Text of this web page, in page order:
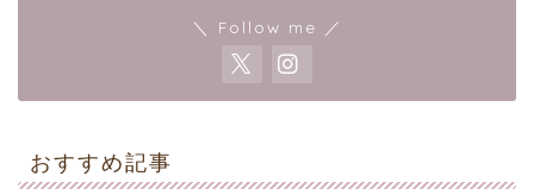
＼ Follow me ／
おすすめ記事